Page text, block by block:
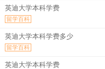
英迪大学本科学费
留学百科
英迪大学本科学费多少
留学百科
英迪大学本科学费